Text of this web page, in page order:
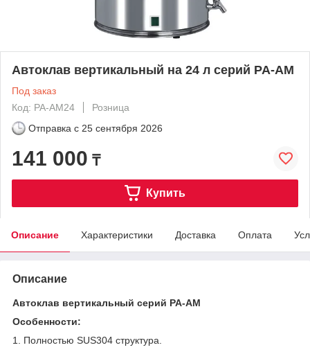
Автоклав вертикальный на 24 л серий PA-AM
Под заказ
Код: PA-AM24
Розница
Отправка с 25 сентября 2026
141 000 ₸
Купить
Описание Характеристики Доставка Оплата
Описание
Автоклав вертикальный серий PA-AM
Особенности:
1. Полностью SUS304 структура.